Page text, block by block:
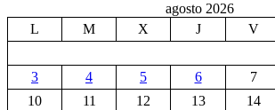
agosto 2026
L
M X J V
3
4 5 6 7
10
11 12 13 14